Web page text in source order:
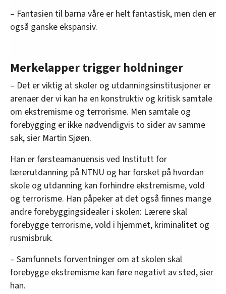
– Fantasien til barna våre er helt fantastisk, men den er
også ganske ekspansiv.
Merkelapper trigger holdninger
– Det er viktig at skoler og utdanningsinstitusjoner er
arenaer der vi kan ha en konstruktiv og kritisk samtale
om ekstremisme og terrorisme. Men samtale og
forebygging er ikke nødvendigvis to sider av samme
sak, sier Martin Sjøen.
Han er førsteamanuensis ved Institutt for
lærerutdanning på NTNU og har forsket på hvordan
skole og utdanning kan forhindre ekstremisme, vold
og terrorisme. Han påpeker at det også finnes mange
andre forebyggingsidealer i skolen: Lærere skal
forebygge terrorisme, vold i hjemmet, kriminalitet og
rusmisbruk.
– Samfunnets forventninger om at skolen skal
forebygge ekstremisme kan føre negativt av sted, sier
han.